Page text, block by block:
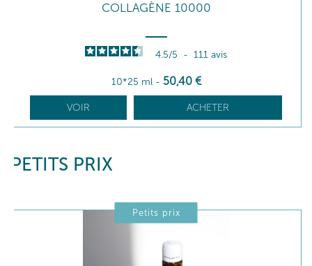
COLLAGÈNE 10000
4.5/5 - 111 avis
10*25 ml - 50,40 €
VOIR ACHETER
PETITS PRIX
Petits prix